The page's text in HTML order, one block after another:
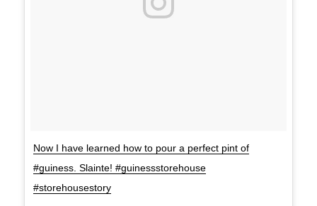
Now I have learned how to pour a perfect pint of
#guiness. Slainte! #guinessstorehouse
#storehousestory